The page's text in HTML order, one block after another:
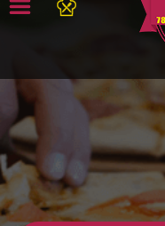
ACCUEIL
LA CARTE
VOTRE COMPTE
NOTRE RESTAURANT